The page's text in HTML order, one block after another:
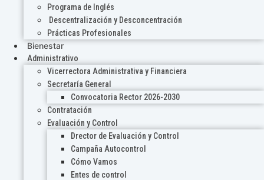
Programa de Inglés
Descentralización y Desconcentración
Prácticas Profesionales
Bienestar
Administrativo
Vicerrectora Administrativa y Financiera
Secretaría General
Convocatoria Rector 2026-2030
Contratación
Evaluación y Control
Drector de Evaluación y Control
Campaña Autocontrol
Cómo Vamos
Entes de control